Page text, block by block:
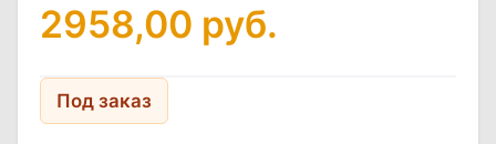
2958,00 руб.
Под заказ